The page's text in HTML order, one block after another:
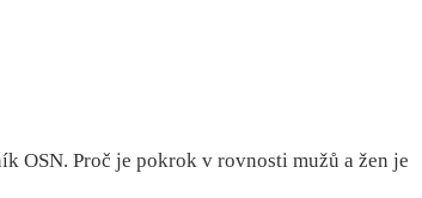
OSN. Proč je pokrok v rovnosti mužů a žen je